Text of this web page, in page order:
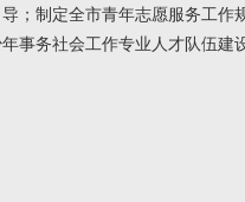
；制定全市青年志愿服务工
事务社会工作专业人才队伍